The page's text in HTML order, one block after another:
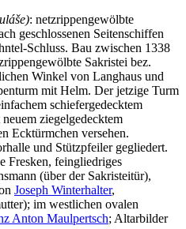
: netzrippengewölbte
geschlossenen Seitenschiffen
Schluss. Bau zwischen 1338
Sakristei bez.
Winkel von Langhaus und
mit Helm. Der jetzige Turm
schiefergedecktem
ziegelgedecktem
Ecktürmchen versehen.
und Stützpfeiler gegliedert.
Fresken, feingliedriges
(über der Sakristeitür),
Joseph Winterhalter,
im westlichen ovalen
Anton Maulpertsch; Altarbilder